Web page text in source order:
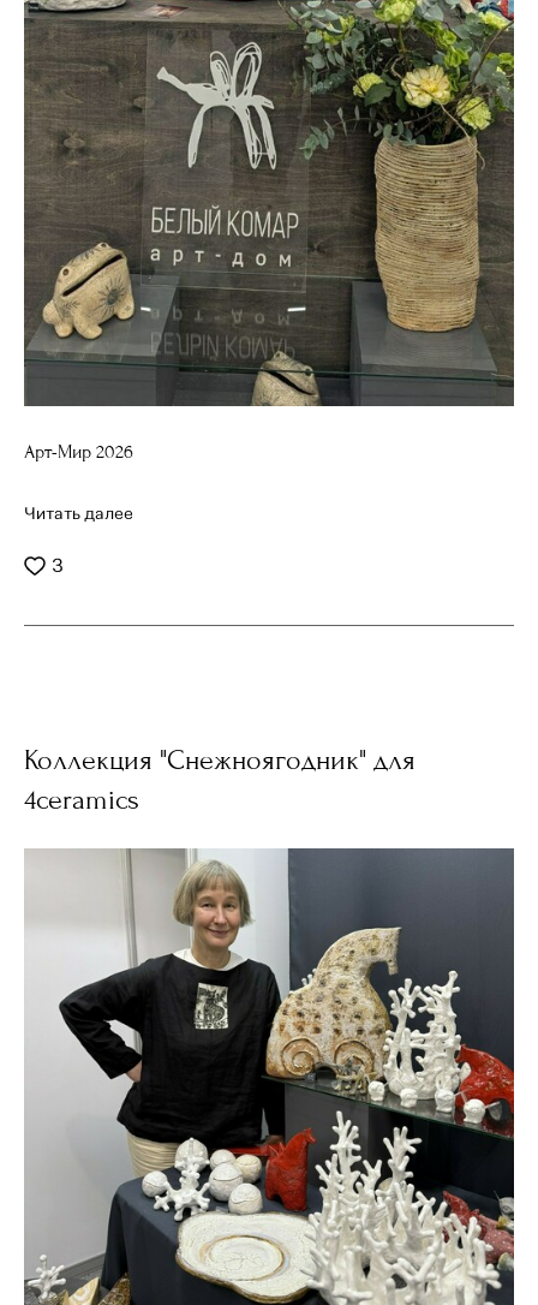
Арт-Мир 2026
Читать далее
3
Коллекция "Снежноягодник" для
4ceramics